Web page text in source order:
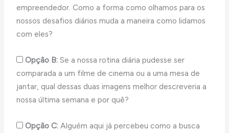
empreendedor. Como a forma como olhamos para os
nossos desafios diários muda a maneira como lidamos
com eles?
Opção B: Se a nossa rotina diária pudesse ser
comparada a um filme de cinema ou a uma mesa de
jantar, qual dessas duas imagens melhor descreveria a
nossa última semana e por quê?
Opção C: Alguém aqui já percebeu como a busca